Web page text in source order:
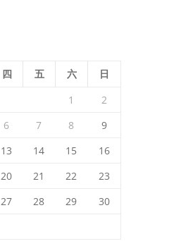
四 五 六
日
1
2
6 7 8
9
13 14 15
16
20 21 22
23
27 28 29
30